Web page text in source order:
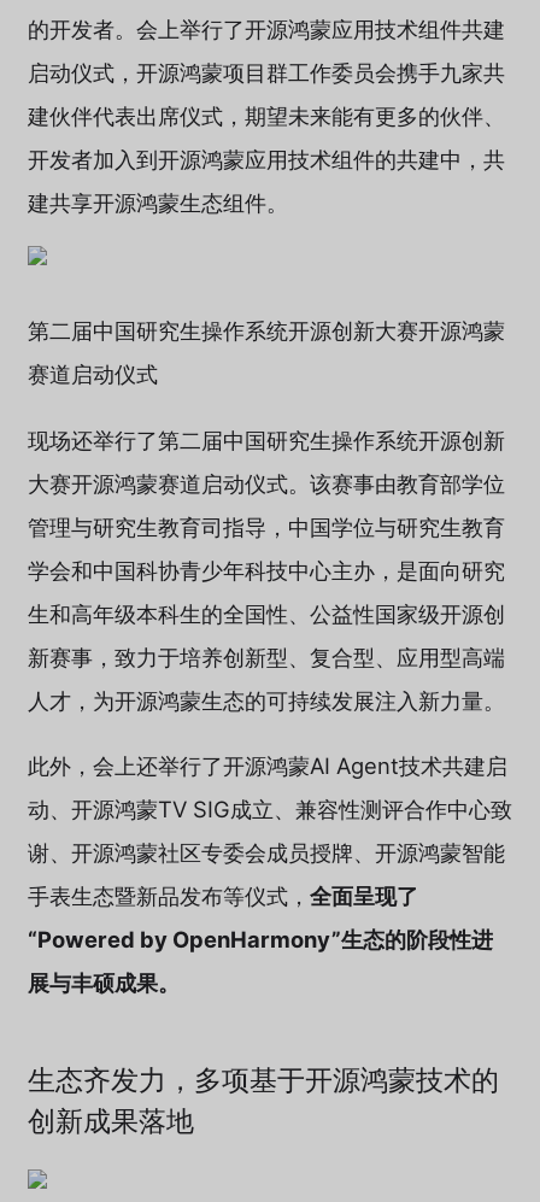
的开发者。会上举行了开源鸿蒙应用技术组件共建
启动仪式，开源鸿蒙项目群工作委员会携手九家共
建伙伴代表出席仪式，期望未来能有更多的伙伴、
开发者加入到开源鸿蒙应用技术组件的共建中，共
建共享开源鸿蒙生态组件。
第二届中国研究生操作系统开源创新大赛开源鸿蒙
赛道启动仪式
现场还举行了第二届中国研究生操作系统开源创新
大赛开源鸿蒙赛道启动仪式。该赛事由教育部学位
管理与研究生教育司指导，中国学位与研究生教育
学会和中国科协青少年科技中心主办，是面向研究
生和高年级本科生的全国性、公益性国家级开源创
新赛事，致力于培养创新型、复合型、应用型高端
人才，为开源鸿蒙生态的可持续发展注入新力量。
此外，会上还举行了开源鸿蒙AI Agent技术共建启
动、开源鸿蒙TV SIG成立、兼容性测评合作中心致
谢、开源鸿蒙社区专委会成员授牌、开源鸿蒙智能
手表生态暨新品发布等仪式， 全面呈现了
“Powered by OpenHarmony”生态的阶段性进
展与丰硕成果。
生态齐发力，多项基于开源鸿蒙技术的
创新成果落地